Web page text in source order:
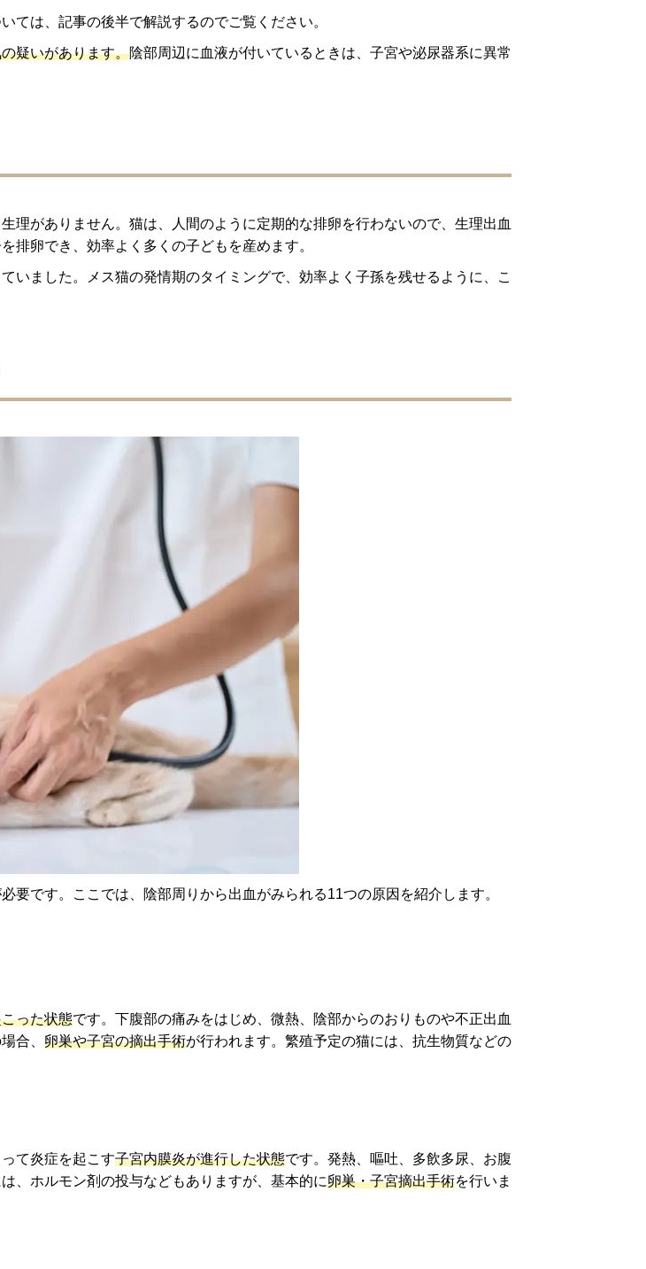
ては、記事の後半で解説するのでご覧ください。
疑いがあります。陰部周辺に血液が付いているときは、子宮や泌尿器系に異常
生理がありません。猫は、人間のように定期的な排卵を行わないので、生理出血
排卵でき、効率よく多くの子どもを産めます。
いました。メス猫の発情期のタイミングで、効率よく子孫を残せるように、こ
要です。ここでは、陰部周りから出血がみられる11つの原因を紹介します。
った状態です。下腹部の痛みをはじめ、微熱、陰部からのおりものや不正出血
合、 卵巣や子宮の摘出手術が行われます。繁殖予定の猫には、抗生物質などの
て炎症を起こす子宮内膜炎が進行した状態です。発熱、嘔吐、多飲多尿、お腹
、ホルモン剤の投与などもありますが、基本的に卵巣・子宮摘出手術を行いま